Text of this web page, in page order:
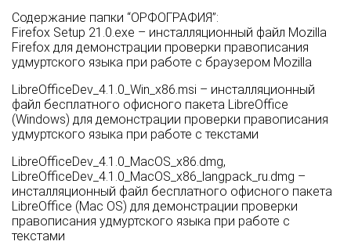
Содержание папки “ОРФОГРАФИЯ”:
Firefox Setup 21.0.exe – инсталляционный файл Mozilla
Firefox для демонстрации проверки правописания
удмуртского языка при работе с браузером Mozilla
LibreOfficeDev_4.1.0_Win_x86.msi – инсталляционный
файл бесплатного офисного пакета LibreOffice
(Windows) для демонстрации проверки правописания
удмуртского языка при работе с текстами
LibreOfficeDev_4.1.0_MacOS_x86.dmg,
LibreOfficeDev_4.1.0_MacOS_x86_langpack_ru.dmg –
инсталляционный файл бесплатного офисного пакета
LibreOffice (Mac OS) для демонстрации проверки
правописания удмуртского языка при работе с
текстами